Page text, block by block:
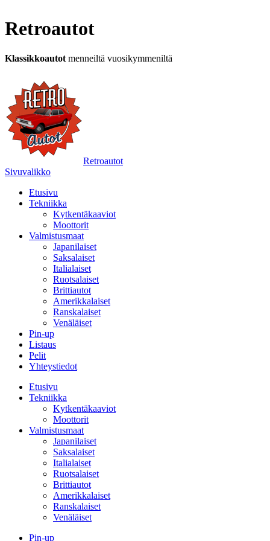
Retroautot
Klassikkoautot menneiltä vuosikymmeniltä
Retroautot
Sivuvalikko
Etusivu
Tekniikka
Kytkentäkaaviot
Moottorit
Valmistusmaat
Japanilaiset
Saksalaiset
Italialaiset
Ruotsalaiset
Brittiautot
Amerikkalaiset
Ranskalaiset
Venäläiset
Pin-up
Listaus
Pelit
Yhteystiedot
Etusivu
Tekniikka
Kytkentäkaaviot
Moottorit
Valmistusmaat
Japanilaiset
Saksalaiset
Italialaiset
Ruotsalaiset
Brittiautot
Amerikkalaiset
Ranskalaiset
Venäläiset
Pin-up